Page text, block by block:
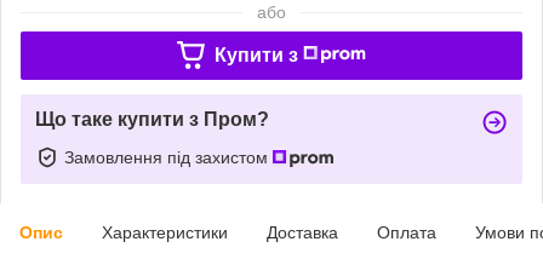
або
Купити з
Що таке купити з Пром?
Замовлення під захистом
Опис Характеристики Доставка Оплата Умови